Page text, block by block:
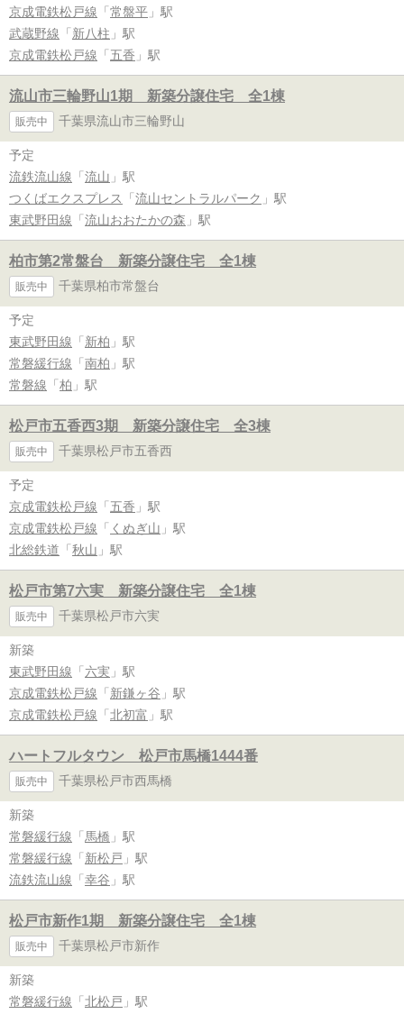
京成電鉄松戸線 「 常盤平 」駅
武蔵野線 「 新八柱 」駅
京成電鉄松戸線 「 五香 」駅
流山市三輪野山1期 新築分譲住宅 全1棟
販売中 千葉県流山市三輪野山
予定
流鉄流山線 「 流山 」駅
つくばエクスプレス
「 流山セントラルパーク 」駅
東武野田線 「 流山おおたかの森 」駅
柏市第2常盤台 新築分譲住宅 全1棟
販売中 千葉県柏市常盤台
予定
東武野田線 「 新柏 」駅
常磐緩行線 「 南柏 」駅
常磐線 「 柏 」駅
松戸市五香西3期 新築分譲住宅 全3棟
販売中 千葉県松戸市五香西
予定
京成電鉄松戸線 「 五香 」駅
京成電鉄松戸線 「 くぬぎ山 」駅
北総鉄道 「 秋山 」駅
松戸市第7六実 新築分譲住宅 全1棟
販売中 千葉県松戸市六実
新築
東武野田線 「 六実 」駅
京成電鉄松戸線 「 新鎌ヶ谷 」駅
京成電鉄松戸線 「 北初富 」駅
ハートフルタウン 松戸市馬橋1444番
販売中 千葉県松戸市西馬橋
新築
常磐緩行線 「 馬橋 」駅
常磐緩行線 「 新松戸 」駅
流鉄流山線 「 幸谷 」駅
松戸市新作1期 新築分譲住宅 全1棟
販売中 千葉県松戸市新作
新築
常磐緩行線 「 北松戸 」駅